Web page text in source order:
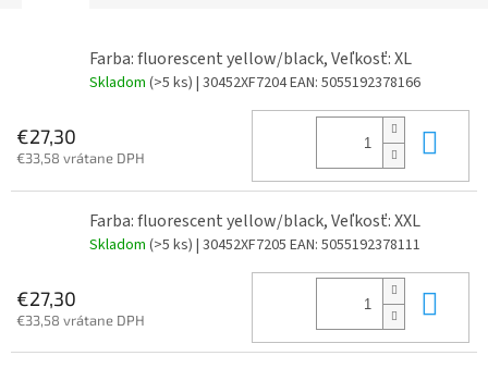
Farba: fluorescent yellow/black, Veľkosť: XL
Skladom (>5 ks) | 30452XF7204EAN: 5055192378166
€27,30
€33,58 vrátane DPH
Farba: fluorescent yellow/black, Veľkosť: XXL
Skladom (>5 ks) | 30452XF7205 EAN: 5055192378111
€27,30
€33,58 vrátane DPH